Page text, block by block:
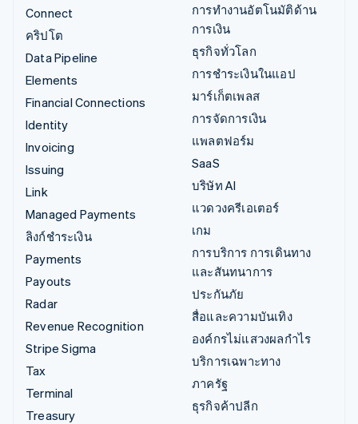
Connect
คริปโต
Data Pipeline
Elements
Financial Connections
Identity
Invoicing
Issuing
Link
Managed Payments
ลิงก์ชำระเงิน
Payments
Payouts
Radar
Revenue Recognition
Stripe Sigma
Tax
Terminal
Treasury
การทำงานอัตโนมัติด้าน
การเงิน
ธุรกิจทั่วโลก
การชำระเงินในแอป
มาร์เก็ตเพลส
การจัดการเงิน
แพลตฟอร์ม
SaaS
บริษัท AI
แวดวงครีเอเตอร์
เกม
การบริการ การเดินทาง
และสันทนาการ
ประกันภัย
สื่อและความบันเทิง
องค์กรไม่แสวงผลกำไร
บริการเฉพาะทาง
ภาครัฐ
ธุรกิจค้าปลีก